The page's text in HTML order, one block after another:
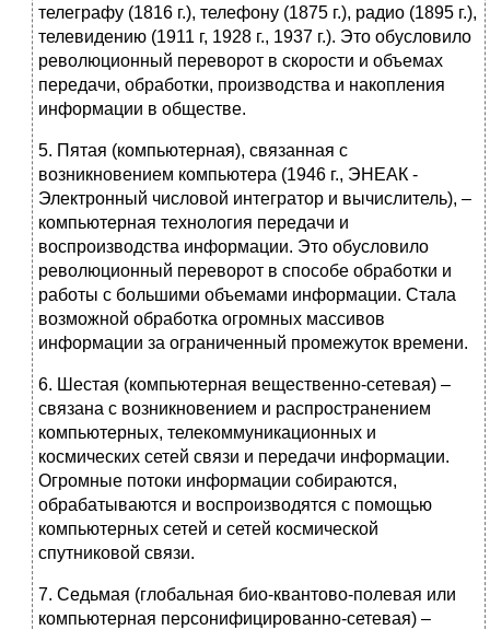
телеграфу (1816 г.), телефону (1875 г.), радио (1895 г.),
телевидению (1911 г, 1928 г., 1937 г.). Это обусловило
революционный переворот в скорости и объемах
передачи, обработки, производства и накопления
информации в обществе.
5. Пятая (компьютерная), связанная с
возникновением компьютера (1946 г., ЭНЕАК -
Электронный числовой интегратор и вычислитель), –
компьютерная технология передачи и
воспроизводства информации. Это обусловило
революционный переворот в способе обработки и
работы с большими объемами информации. Стала
возможной обработка огромных массивов
информации за ограниченный промежуток времени.
6. Шестая (компьютерная вещественно-сетевая) –
связана с возникновением и распространением
компьютерных, телекоммуникационных и
космических сетей связи и передачи информации.
Огромные потоки информации собираются,
обрабатываются и воспроизводятся с помощью
компьютерных сетей и сетей космической
спутниковой связи.
7. Седьмая (глобальная био-квантово-полевая или
компьютерная персонифицированно-сетевая) –